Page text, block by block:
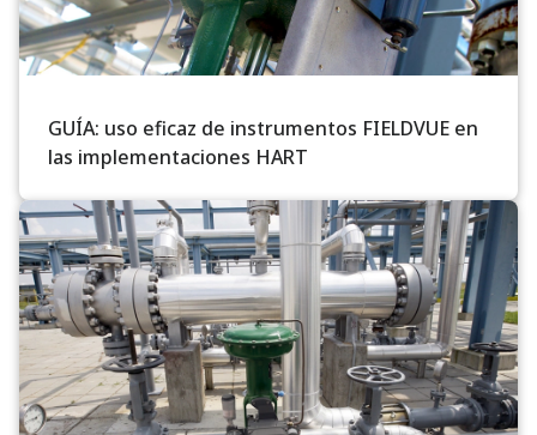
GUÍA: uso eficaz de instrumentos FIELDVUE en
las implementaciones HART